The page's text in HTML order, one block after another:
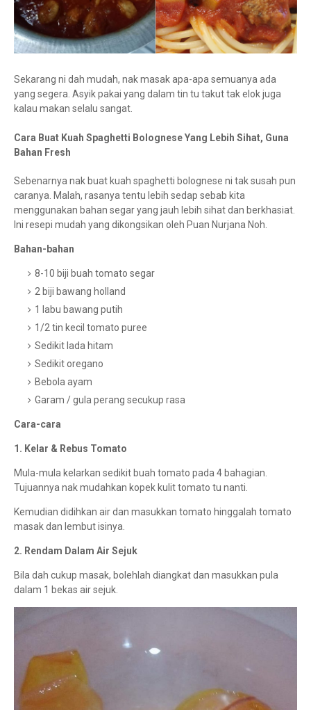
Sekarang ni dah mudah, nak masak apa-apa semuanya ada
yang segera. Asyik pakai yang dalam tin tu takut tak elok juga
kalau makan selalu sangat.
Cara Buat Kuah Spaghetti Bolognese Yang Lebih Sihat, Guna
Bahan Fresh
Sebenarnya nak buat kuah spaghetti bolognese ni tak susah pun
caranya. Malah, rasanya tentu lebih sedap sebab kita
menggunakan bahan segar yang jauh lebih sihat dan berkhasiat.
Ini resepi mudah yang dikongsikan oleh Puan Nurjana Noh.
Bahan-bahan
8-10 biji buah tomato segar
2 biji bawang holland
1 labu bawang putih
1/2 tin kecil tomato puree
Sedikit lada hitam
Sedikit oregano
Bebola ayam
Garam / gula perang secukup rasa
Cara-cara
1. Kelar & Rebus Tomato
Mula-mula kelarkan sedikit buah tomato pada 4 bahagian.
Tujuannya nak mudahkan kopek kulit tomato tu nanti.
Kemudian didihkan air dan masukkan tomato hinggalah tomato
masak dan lembut isinya.
2. Rendam Dalam Air Sejuk
Bila dah cukup masak, bolehlah diangkat dan masukkan pula
dalam 1 bekas air sejuk.